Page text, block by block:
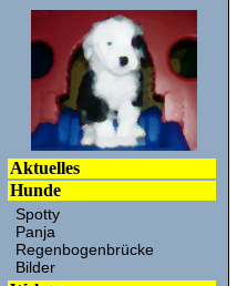
Aktuelles
Hunde
Spotty
Panja
Regenbogenbrücke
Bilder